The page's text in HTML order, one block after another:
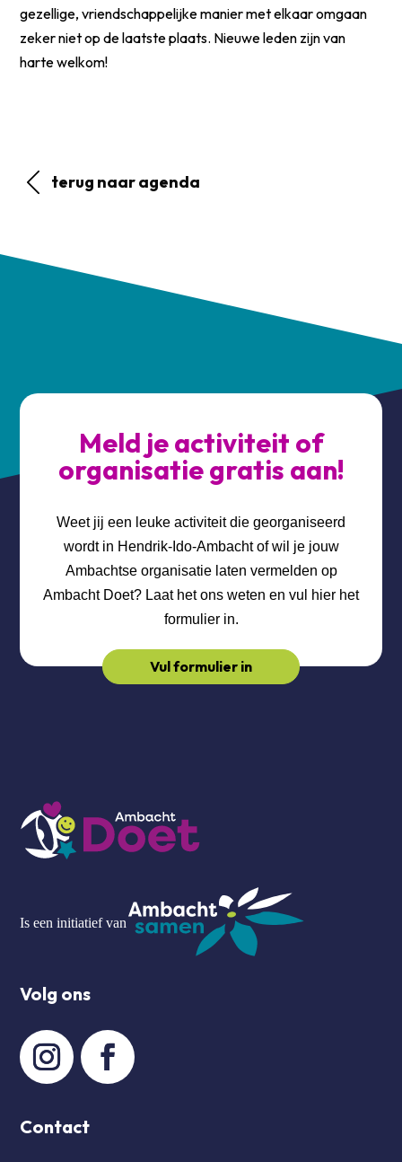
gezellige, vriendschappelijke manier met elkaar omgaan
zeker niet op de laatste plaats. Nieuwe leden zijn van
harte welkom!
terug naar agenda
Meld je activiteit of
organisatie gratis aan!
Weet jij een leuke activiteit die georganiseerd
wordt in Hendrik-Ido-Ambacht of wil je jouw
Ambachtse organisatie laten vermelden op
Ambacht Doet? Laat het ons weten en vul hier het
formulier in.
Vul formulier in
Is een initiatief van
Volg ons
Contact